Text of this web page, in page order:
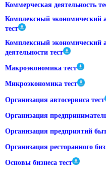
Коммерческая деятельность
Комплексный экономический
тест
Комплексный экономический
деятельности тест
Макроэкономика тест
Микроэкономика тест
Организация автосервиса тест
Организация
Организация предприятий
Организация ресторанного
Основы бизнеса тест